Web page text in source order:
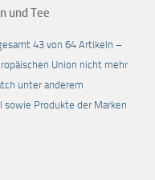
und Tee
43 von 64 Artikeln –
Union nicht mehr
unter anderem
sowie Produkte der Marken